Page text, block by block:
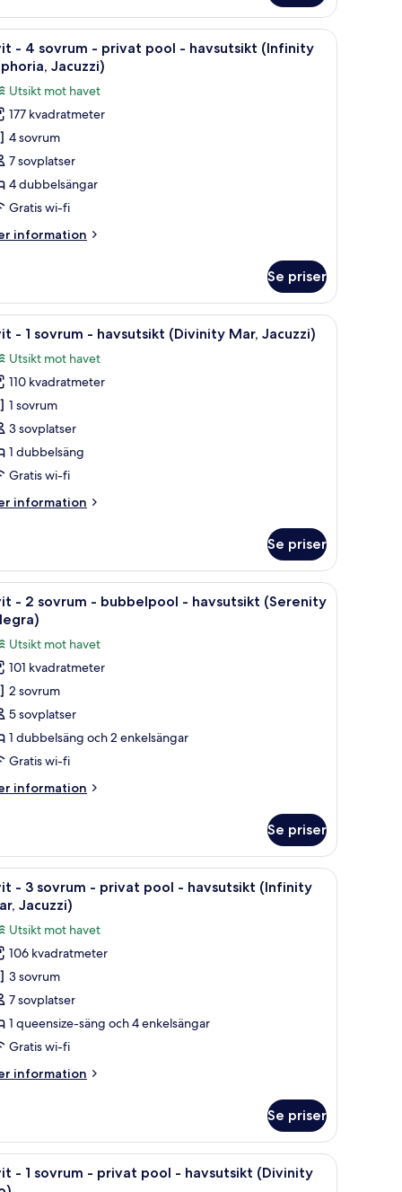
palmer.
ett soffbord och stora fönster med utsikt över en pool och en strand.
En takterrass med vita möbler, en krukväxt
13 - 4 sovrum - privat pool - havsutsikt (Infinity
Jacuzzi)
Utsikt mot havet
177 kvadratmeter
4 sovrum
7 sovplatser
4 dubbelsängar
Gratis wi-fi
information
Se priser
soffa, ett soffbord och en hall som leder till ett annat rum.
Ett hotellrum med en stor säng, en TV, ett
14 - 1 sovrum - havsutsikt (Divinity Mar, Jacuzzi)
Utsikt mot havet
110 kvadratmeter
1 sovrum
3 sovplatser
1 dubbelsäng
Gratis wi-fi
information
Se priser
poolområde.
tv och en matplats med ett bord och stolar.En modern balkong med pool, solstolar och
17 - 2 sovrum - bubbelpool - havsutsikt (Serenity
Utsikt mot havet
101 kvadratmeter
2 sovrum
5 sovplatser
1 dubbelsäng och 2 enkelsängar
Gratis wi-fi
information
Se priser
matbord med stolar och en stor TV.Ett modernt utomhusområde med plats för
20 - 3 sovrum - privat pool - havsutsikt (Infinity
Jacuzzi)
Utsikt mot havet
106 kvadratmeter
3 sovrum
7 sovplatser
1 queensize-säng och 4 enkelsängar
Gratis wi-fi
information
Se priser
en matplats med ett vitt bord och stolar samt en stor soffa. Genom de
En modern utomhusbalkong med en pool,
13 - 1 sovrum - privat pool - havsutsikt (Divinity